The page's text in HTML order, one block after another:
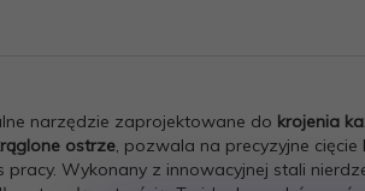
narzędzie zaprojektowane do krojenia
ostrze, pozwala na precyzyjne
pracy. Wykonany z innowacyjnej stali